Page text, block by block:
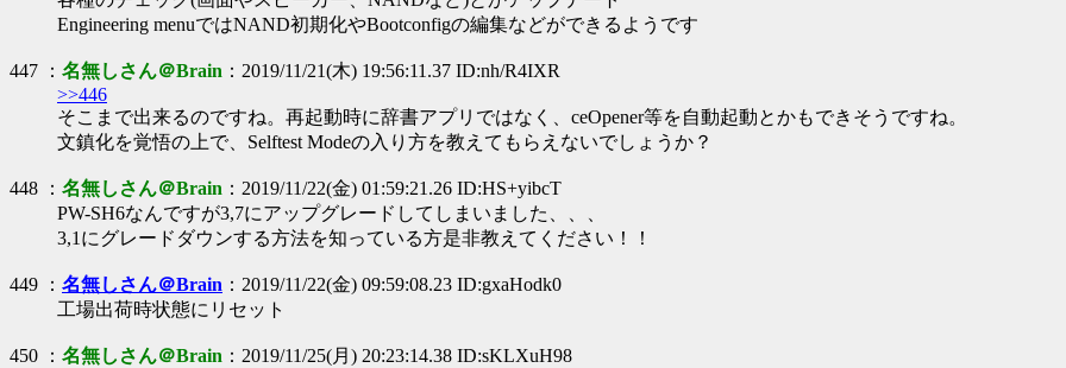
Engineering menuではNAND初期化やBootconfigの編集などができるようです
447 ： 名無しさん＠Brain ：2019/11/21(木) 19:56:11.37 ID:nh/R4IXR
>>446
そこまで出来るのですね。再起動時に辞書アプリではなく、ceOpener等を自動起動とかもできそうですね。
文鎮化を覚悟の上で、Selftest Modeの入り方を教えてもらえないでしょうか？
448 ： 名無しさん＠Brain ：2019/11/22(金) 01:59:21.26 ID:HS+yibcT
PW-SH6なんですが3,7にアップグレードしてしまいました、、、
3,1にグレードダウンする方法を知っている方是非教えてください！！
449 ： 名無しさん＠Brain ：2019/11/22(金) 09:59:08.23 ID:gxaHodk0
工場出荷時状態にリセット
450 ： 名無しさん＠Brain ：2019/11/25(月) 20:23:14.38 ID:sKLXuH98